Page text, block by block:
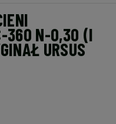
360 N-0,30 (I
URSUS